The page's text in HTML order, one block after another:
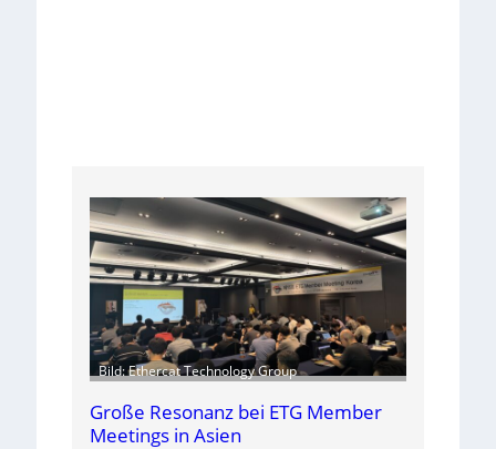
Bild: Ethercat Technology Group
Große Resonanz bei ETG Member
Meetings in Asien